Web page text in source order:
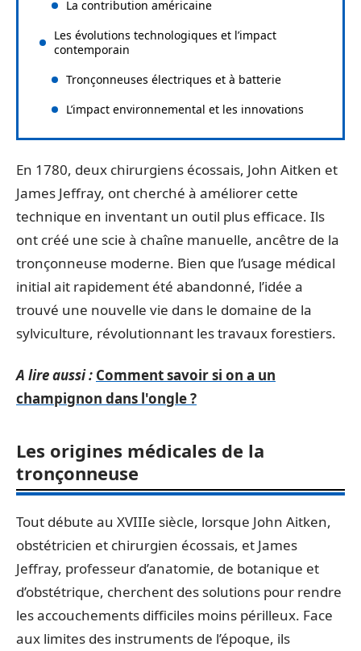
La contribution américaine
Les évolutions technologiques et l’impact
contemporain
Tronçonneuses électriques et à batterie
L’impact environnemental et les innovations
En 1780, deux chirurgiens écossais, John Aitken et
James Jeffray, ont cherché à améliorer cette
technique en inventant un outil plus efficace. Ils
ont créé une scie à chaîne manuelle, ancêtre de la
tronçonneuse moderne. Bien que l’usage médical
initial ait rapidement été abandonné, l’idée a
trouvé une nouvelle vie dans le domaine de la
sylviculture, révolutionnant les travaux forestiers.
A lire aussi : Comment savoir si on a un
champignon dans l'ongle ?
Les origines médicales de la
tronçonneuse
Tout débute au XVIIIe siècle, lorsque John Aitken,
obstétricien et chirurgien écossais, et James
Jeffray, professeur d’anatomie, de botanique et
d’obstétrique, cherchent des solutions pour rendre
les accouchements difficiles moins périlleux. Face
aux limites des instruments de l’époque, ils